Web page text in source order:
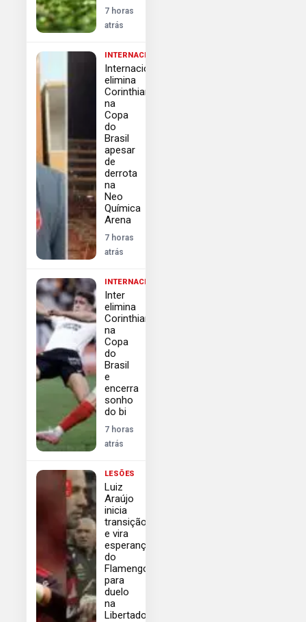
7 horas
atrás
INTERNACIONAL
Internacional
elimina
Corinthians
na
Copa
do
Brasil
apesar
de
derrota
na
Neo
Química
Arena
7 horas
atrás
INTERNACIONAL
Inter
elimina
Corinthians
na
Copa
do
Brasil
e
encerra
sonho
do bi
7 horas
atrás
LESÕES
Luiz
Araújo
inicia
transição
e vira
esperança
do
Flamengo
para
duelo
na
Libertadores